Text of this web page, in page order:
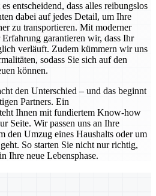
entscheidend, dass alles reibungslos
dabei auf jedes Detail, um Ihre
zu transportieren. Mit moderner
garantieren wir, dass Ihr
verläuft. Zudem kümmern wir uns
sodass Sie sich auf den
können.
den Unterschied – und das beginnt
Partners. Ein
Ihnen mit fundiertem Know-how
Seite. Wir passen uns an Ihre
den Umzug eines Haushalts oder um
So starten Sie nicht nur richtig,
Ihre neue Lebensphase.